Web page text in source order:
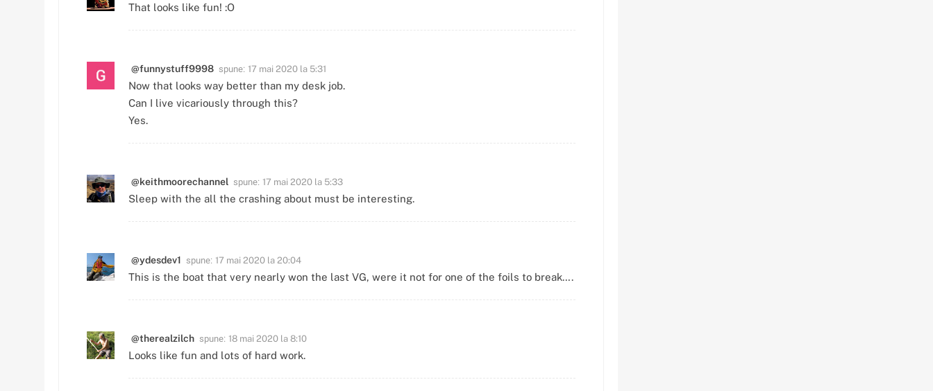
That looks like fun! :O
@funnystuff9998 spune: 17 mai 2020 la 5:31
Now that looks way better than my desk job.
Can I live vicariously through this?
Yes.
@keithmoorechannel spune: 17 mai 2020 la 5:33
Sleep with the all the crashing about must be interesting.
@ydesdev1 spune: 17 mai 2020 la 20:04
This is the boat that very nearly won the last VG, were it not for one of the foils to break….
@therealzilch spune: 18 mai 2020 la 8:10
Looks like fun and lots of hard work.